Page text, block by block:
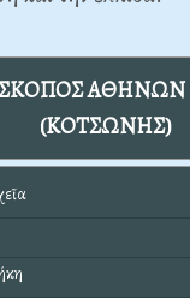
(ΚΟΤΣΩΝΗΣ)